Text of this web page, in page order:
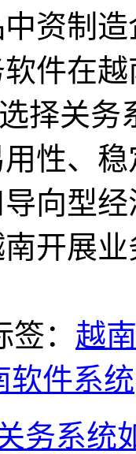
资制
件在
择关
性、
向型
开展
签： 越
软件系统
务系统